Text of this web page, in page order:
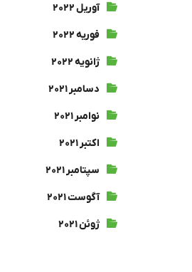
آوریل ۲۰۲۲
فوریه ۲۰۲۲
ژانویه ۲۰۲۲
دسامبر ۲۰۲۱
نوامبر ۲۰۲۱
اکتبر ۲۰۲۱
سپتامبر ۲۰۲۱
آگوست ۲۰۲۱
ژوئن ۲۰۲۱